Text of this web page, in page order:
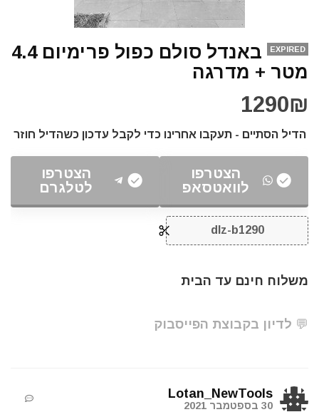
EXPIRED
באנדל סולם כפול פרימיום 4.4
מטר + מדרגה
1290₪
הדיל הסתיים - תעקבו אחרינו כדי לקבל עדכון כשהדיל חוזר
הצטרפו
לוואטסאפ
הצטרפו
לטלגרם
dlz-b1290
משלוח חינם עד הבית
💬 לדיון בקבוצת הפייסבוק
Lotan_NewTools
30 בספטמבר 2021